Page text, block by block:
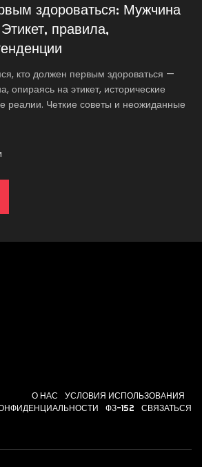
здороваться: Мужчина
правила,
кто должен первым здороваться —
опираясь на этикет, исторические
реалии. Четкие советы и неожиданные
О НАС
УСЛОВИЯ ИСПОЛЬЗОВАНИЯ
ФЗ-152 СВЯЗАТЬСЯ